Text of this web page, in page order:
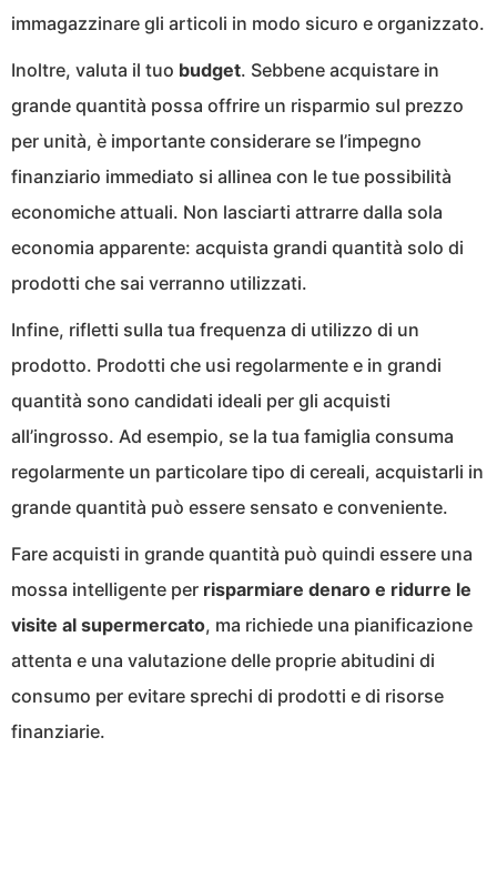
immagazzinare gli articoli in modo sicuro e organizzato.
Inoltre, valuta il tuo budget. Sebbene acquistare in
grande quantità possa offrire un risparmio sul prezzo
per unità, è importante considerare se l’impegno
finanziario immediato si allinea con le tue possibilità
economiche attuali. Non lasciarti attrarre dalla sola
economia apparente: acquista grandi quantità solo di
prodotti che sai verranno utilizzati.
Infine, rifletti sulla tua frequenza di utilizzo di un
prodotto. Prodotti che usi regolarmente e in grandi
quantità sono candidati ideali per gli acquisti
all’ingrosso. Ad esempio, se la tua famiglia consuma
regolarmente un particolare tipo di cereali, acquistarli in
grande quantità può essere sensato e conveniente.
Fare acquisti in grande quantità può quindi essere una
mossa intelligente per risparmiare denaro e ridurre le
visite al supermercato, ma richiede una pianificazione
attenta e una valutazione delle proprie abitudini di
consumo per evitare sprechi di prodotti e di risorse
finanziarie.